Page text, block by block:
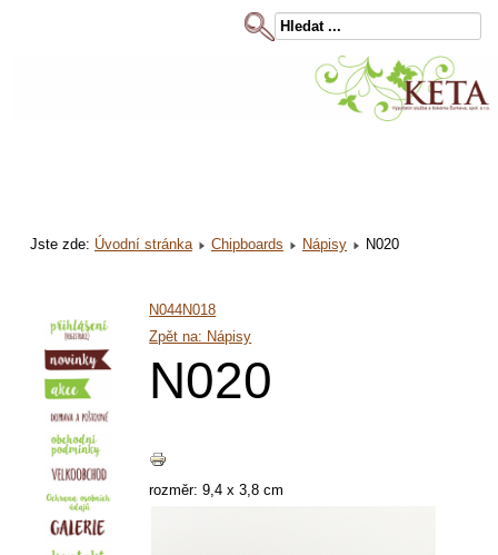
Jste zde: Úvodní stránka Chipboards Nápisy N020
N044N018
Zpět na: Nápisy
N020
rozměr: 9,4 x 3,8 cm